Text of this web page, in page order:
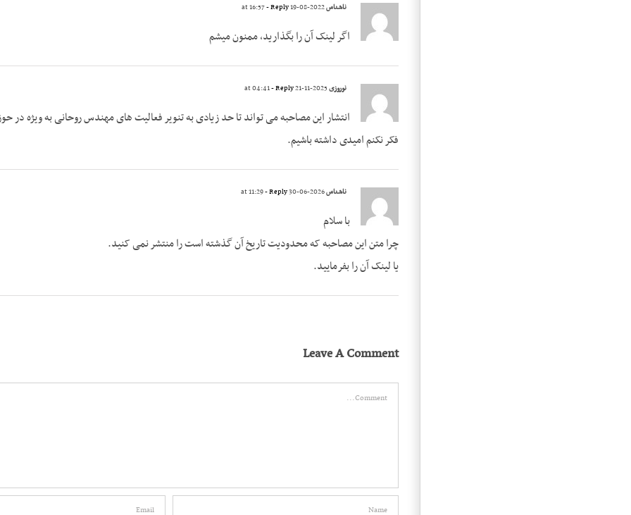
ناشناس - Reply
اگر لینک آن را بگذارید، ممنون میشم
نوروزی - Reply
انتشار این مصاحبه می تواند تا حد زیادی به تنویر فعالیت های مهندس روحانی به ویژه
فکر نکنم امیدی داشته باشیم.
ناشناس - Reply
با سلام
چرا متن این مصاحبه که محدودیت تاریخ آن گذشته است را منتشر نمی کنید.
یا لینک آن را بفرمایید.
Leave A Comment
Comment